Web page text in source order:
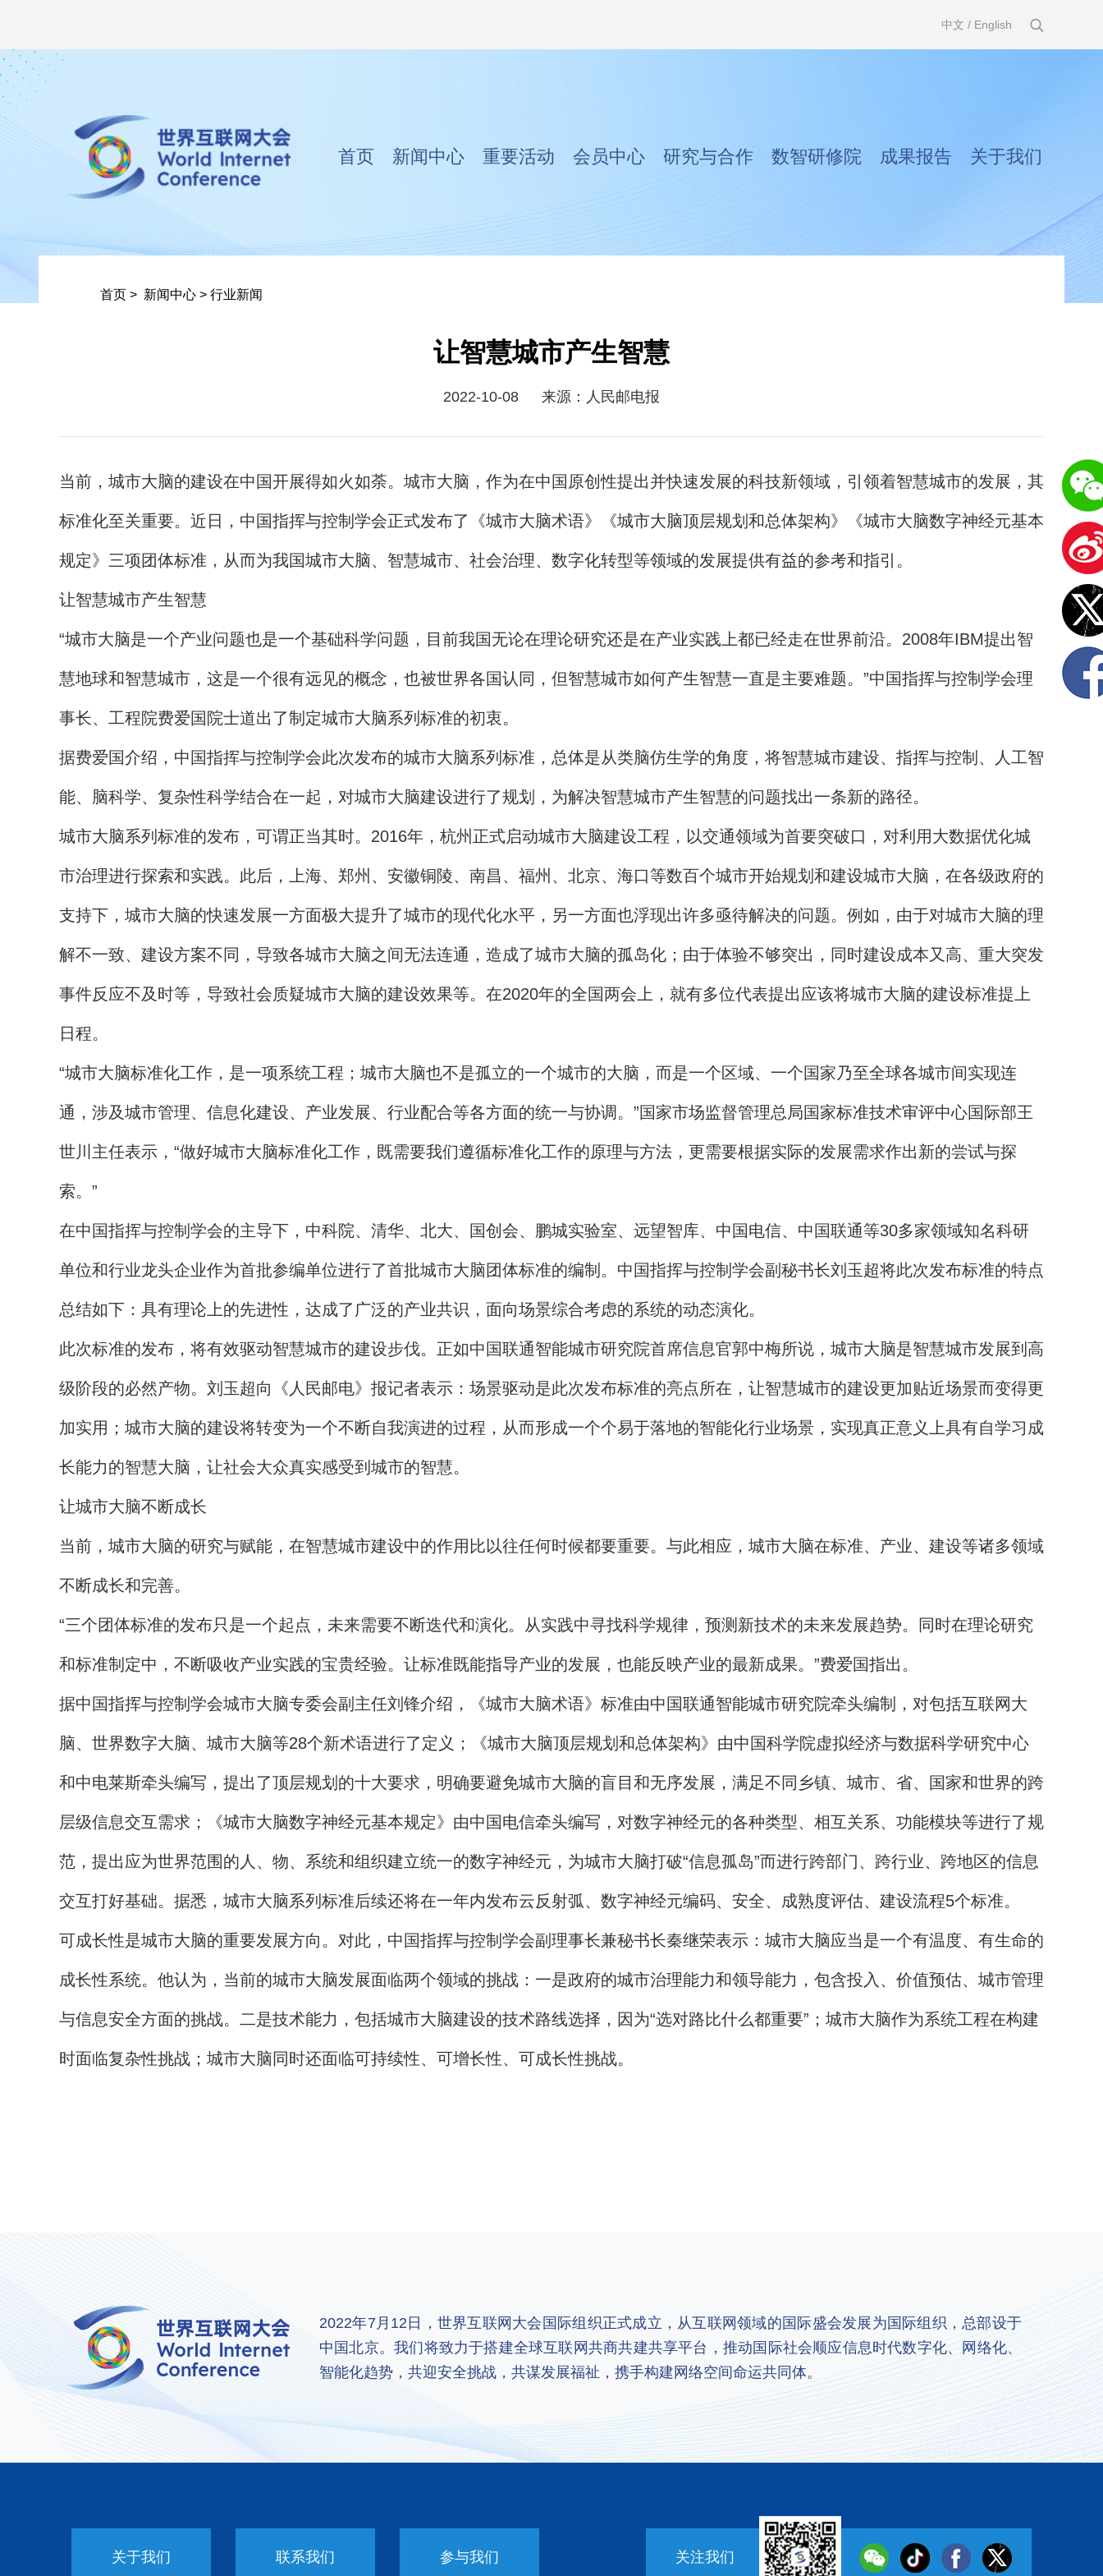
中文 / English
首页 新闻中心 重要活动 会员中心 研究与合作 数智研修院 成果报告 关于我们
首页 > 新闻中心 > 行业新闻
让智慧城市产生智慧
2022-10-08 来源：人民邮电报
当前，城市大脑的建设在中国开展得如火如荼。城市大脑，作为在中国原创性提出并快速发展的科技新领域，引领着智慧城市的发展，其
标准化至关重要。近日，中国指挥与控制学会正式发布了《城市大脑术语》《城市大脑顶层规划和总体架构》《城市大脑数字神经元基本
规定》三项团体标准，从而为我国城市大脑、智慧城市、社会治理、数字化转型等领域的发展提供有益的参考和指引。
让智慧城市产生智慧
“城市大脑是一个产业问题也是一个基础科学问题，目前我国无论在理论研究还是在产业实践上都已经走在世界前沿。2008年IBM提出智
慧地球和智慧城市，这是一个很有远见的概念，也被世界各国认同，但智慧城市如何产生智慧一直是主要难题。”中国指挥与控制学会理
事长、工程院费爱国院士道出了制定城市大脑系列标准的初衷。
据费爱国介绍，中国指挥与控制学会此次发布的城市大脑系列标准，总体是从类脑仿生学的角度，将智慧城市建设、指挥与控制、人工智
能、脑科学、复杂性科学结合在一起，对城市大脑建设进行了规划，为解决智慧城市产生智慧的问题找出一条新的路径。
城市大脑系列标准的发布，可谓正当其时。2016年，杭州正式启动城市大脑建设工程，以交通领域为首要突破口，对利用大数据优化城
市治理进行探索和实践。此后，上海、郑州、安徽铜陵、南昌、福州、北京、海口等数百个城市开始规划和建设城市大脑，在各级政府的
支持下，城市大脑的快速发展一方面极大提升了城市的现代化水平，另一方面也浮现出许多亟待解决的问题。例如，由于对城市大脑的理
解不一致、建设方案不同，导致各城市大脑之间无法连通，造成了城市大脑的孤岛化；由于体验不够突出，同时建设成本又高、重大突发
事件反应不及时等，导致社会质疑城市大脑的建设效果等。在2020年的全国两会上，就有多位代表提出应该将城市大脑的建设标准提上
日程。
“城市大脑标准化工作，是一项系统工程；城市大脑也不是孤立的一个城市的大脑，而是一个区域、一个国家乃至全球各城市间实现连
通，涉及城市管理、信息化建设、产业发展、行业配合等各方面的统一与协调。”国家市场监督管理总局国家标准技术审评中心国际部王
世川主任表示，“做好城市大脑标准化工作，既需要我们遵循标准化工作的原理与方法，更需要根据实际的发展需求作出新的尝试与探
索。”
在中国指挥与控制学会的主导下，中科院、清华、北大、国创会、鹏城实验室、远望智库、中国电信、中国联通等30多家领域知名科研
单位和行业龙头企业作为首批参编单位进行了首批城市大脑团体标准的编制。中国指挥与控制学会副秘书长刘玉超将此次发布标准的特点
总结如下：具有理论上的先进性，达成了广泛的产业共识，面向场景综合考虑的系统的动态演化。
此次标准的发布，将有效驱动智慧城市的建设步伐。正如中国联通智能城市研究院首席信息官郭中梅所说，城市大脑是智慧城市发展到高
级阶段的必然产物。刘玉超向《人民邮电》报记者表示：场景驱动是此次发布标准的亮点所在，让智慧城市的建设更加贴近场景而变得更
加实用；城市大脑的建设将转变为一个不断自我演进的过程，从而形成一个个易于落地的智能化行业场景，实现真正意义上具有自学习成
长能力的智慧大脑，让社会大众真实感受到城市的智慧。
让城市大脑不断成长
当前，城市大脑的研究与赋能，在智慧城市建设中的作用比以往任何时候都要重要。与此相应，城市大脑在标准、产业、建设等诸多领域
不断成长和完善。
“三个团体标准的发布只是一个起点，未来需要不断迭代和演化。从实践中寻找科学规律，预测新技术的未来发展趋势。同时在理论研究
和标准制定中，不断吸收产业实践的宝贵经验。让标准既能指导产业的发展，也能反映产业的最新成果。”费爱国指出。
据中国指挥与控制学会城市大脑专委会副主任刘锋介绍，《城市大脑术语》标准由中国联通智能城市研究院牵头编制，对包括互联网大
脑、世界数字大脑、城市大脑等28个新术语进行了定义；《城市大脑顶层规划和总体架构》由中国科学院虚拟经济与数据科学研究中心
和中电莱斯牵头编写，提出了顶层规划的十大要求，明确要避免城市大脑的盲目和无序发展，满足不同乡镇、城市、省、国家和世界的跨
层级信息交互需求；《城市大脑数字神经元基本规定》由中国电信牵头编写，对数字神经元的各种类型、相互关系、功能模块等进行了规
范，提出应为世界范围的人、物、系统和组织建立统一的数字神经元，为城市大脑打破“信息孤岛”而进行跨部门、跨行业、跨地区的信息
交互打好基础。据悉，城市大脑系列标准后续还将在一年内发布云反射弧、数字神经元编码、安全、成熟度评估、建设流程5个标准。
可成长性是城市大脑的重要发展方向。对此，中国指挥与控制学会副理事长兼秘书长秦继荣表示：城市大脑应当是一个有温度、有生命的
成长性系统。他认为，当前的城市大脑发展面临两个领域的挑战：一是政府的城市治理能力和领导能力，包含投入、价值预估、城市管理
与信息安全方面的挑战。二是技术能力，包括城市大脑建设的技术路线选择，因为“选对路比什么都重要”；城市大脑作为系统工程在构建
时面临复杂性挑战；城市大脑同时还面临可持续性、可增长性、可成长性挑战。
2022年7月12日，世界互联网大会国际组织正式成立，从互联网领域的国际盛会发展为国际组织，总部设于
中国北京。我们将致力于搭建全球互联网共商共建共享平台，推动国际社会顺应信息时代数字化、网络化、
智能化趋势，共迎安全挑战，共谋发展福祉，携手构建网络空间命运共同体。
关于我们 联系我们 参与我们 关注我们